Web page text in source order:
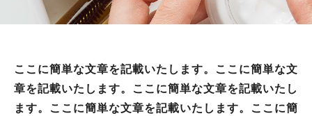
ここに簡単な文章を記載いたします。ここに簡単な文
章を記載いたします。ここに簡単な文章を記載いたし
ます。ここに簡単な文章を記載いたします。ここに簡